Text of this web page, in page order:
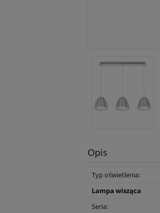
Opis
Typ oświetlenia:
Lampa wisząca
Seria: